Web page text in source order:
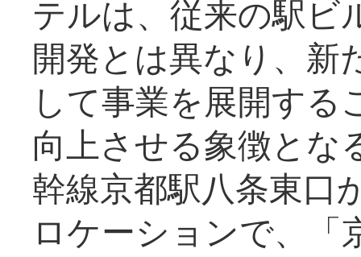
テルは、従来の駅ビ
開発とは異なり、新
して事業を展開する
向上させる象徴とな
幹線京都駅八条東口
ロケーションで、「